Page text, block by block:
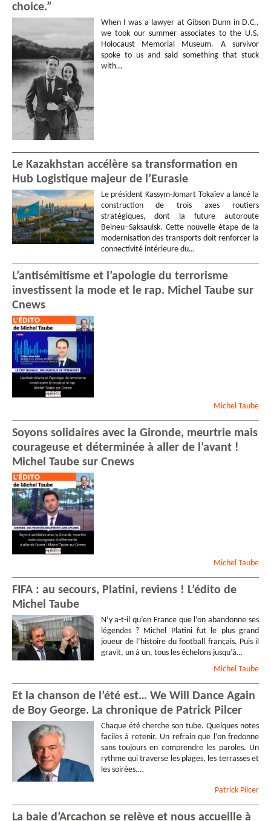
choice.”
When I was a lawyer at Gibson Dunn in D.C.,
we took our summer associates to the U.S.
Holocaust Memorial Museum. A survivor
spoke to us and said something that stuck
with…
Le Kazakhstan accélère sa transformation en
Hub Logistique majeur de l’Eurasie
Le président Kassym-Jomart Tokaïev a lancé la
construction de trois axes routiers
stratégiques, dont la future autoroute
Beineu–Saksaulsk. Cette nouvelle étape de la
modernisation des transports doit renforcer la
connectivité intérieure du…
L’antisémitisme et l’apologie du terrorisme
investissent la mode et le rap. Michel Taube sur
Cnews
Michel Taube
Soyons solidaires avec la Gironde, meurtrie mais
courageuse et déterminée à aller de l’avant !
Michel Taube sur Cnews
Michel Taube
FIFA : au secours, Platini, reviens ! L’édito de
Michel Taube
N’y a-t-il qu’en France que l’on abandonne ses
légendes ? Michel Platini fut le plus grand
joueur de l’histoire du football français. Puis il
gravit, un à un, tous les échelons jusqu’à…
Michel Taube
Et la chanson de l’été est… We Will Dance Again
de Boy George. La chronique de Patrick Pilcer
Chaque été cherche son tube. Quelques notes
faciles à retenir. Un refrain que l’on fredonne
sans toujours en comprendre les paroles. Un
rythme qui traverse les plages, les terrasses et
les soirées.…
Patrick Pilcer
La baie d’Arcachon se relève et nous accueille à